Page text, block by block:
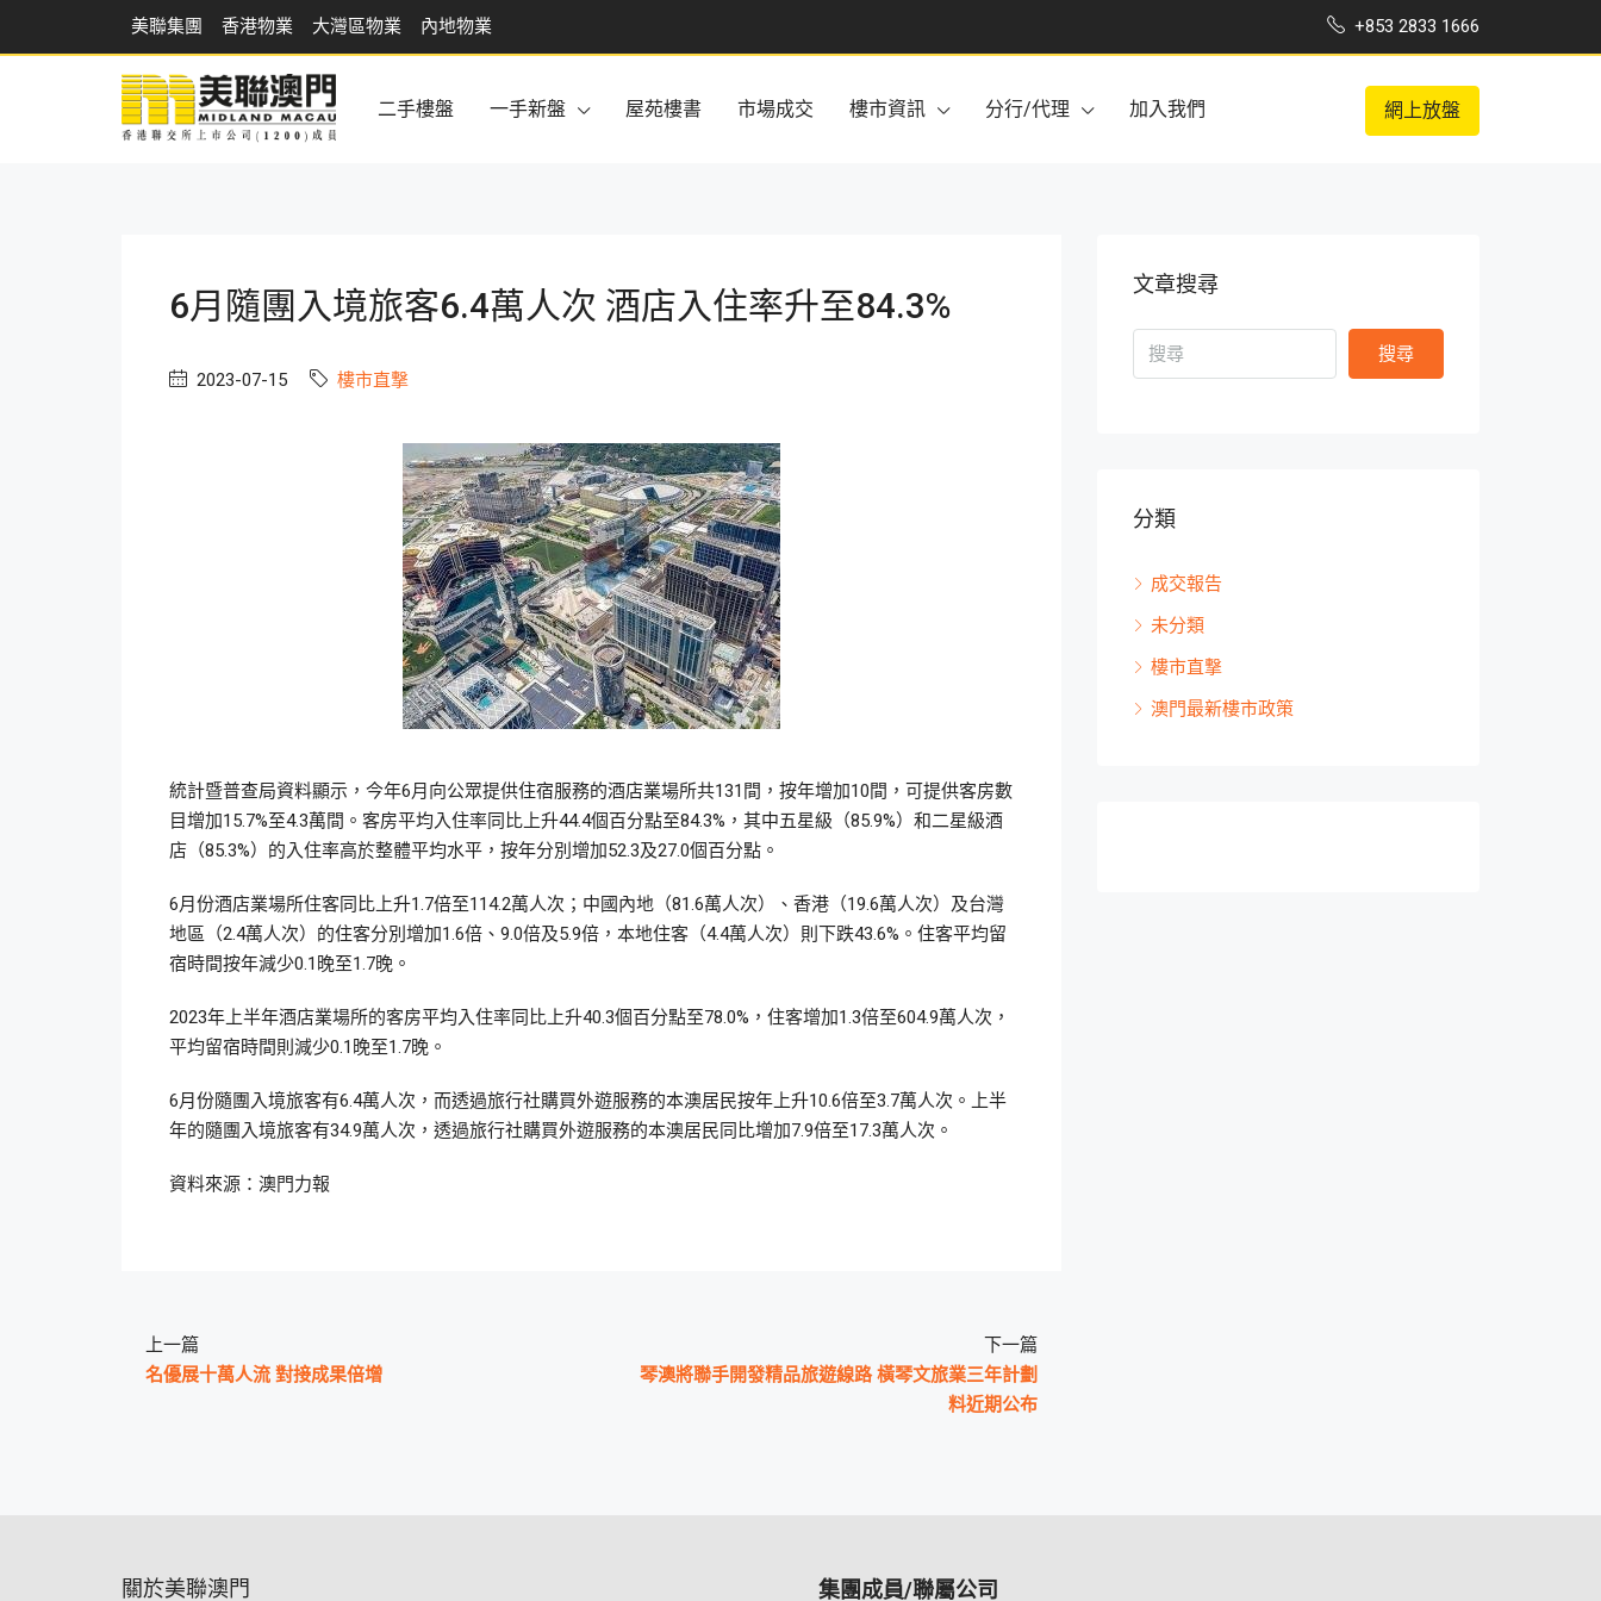
美聯集團 香港物業 大灣區物業 內地物業 +853 2833 1666
二手樓盤 一手新盤 屋苑樓書 市場成交 樓市資訊 分行/代理 加入我們 網上放盤
6月隨團入境旅客6.4萬人次 酒店入住率升至84.3%
2023-07-15 樓市直撃
統計暨普查局資料顯示，今年6月向公眾提供住宿服務的酒店業場所共131間，按年增加10間，可提供客房數
目增加15.7%至4.3萬間。客房平均入住率同比上升44.4個百分點至84.3%，其中五星級（85.9%）和二星級酒
店（85.3%）的入住率高於整體平均水平，按年分別增加52.3及27.0個百分點。
6月份酒店業場所住客同比上升1.7倍至114.2萬人次；中國內地（81.6萬人次）、香港（19.6萬人次）及台灣
地區（2.4萬人次）的住客分別增加1.6倍、9.0倍及5.9倍，本地住客（4.4萬人次）則下跌43.6%。住客平均留
宿時間按年減少0.1晚至1.7晚。
2023年上半年酒店業場所的客房平均入住率同比上升40.3個百分點至78.0%，住客增加1.3倍至604.9萬人次，
平均留宿時間則減少0.1晚至1.7晚。
6月份隨團入境旅客有6.4萬人次，而透過旅行社購買外遊服務的本澳居民按年上升10.6倍至3.7萬人次。上半
年的隨團入境旅客有34.9萬人次，透過旅行社購買外遊服務的本澳居民同比增加7.9倍至17.3萬人次。
資料來源：澳門力報
上一篇
名優展十萬人流 對接成果倍增
下一篇
琴澳將聯手開發精品旅遊線路 橫琴文旅業三年計劃
料近期公布
文章搜尋
搜尋
分類
成交報告
未分類
樓市直撃
澳門最新樓市政策
關於美聯澳門 集團成員/聯屬公司